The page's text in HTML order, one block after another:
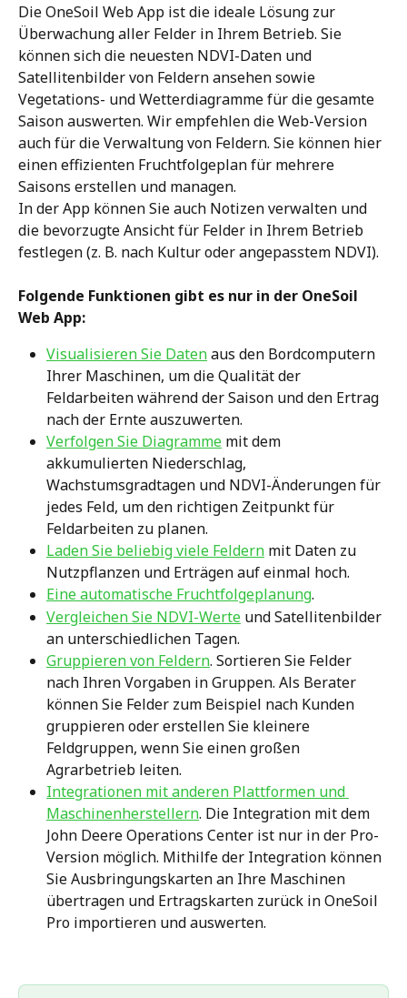
Die OneSoil Web App ist die ideale Lösung zur
Überwachung aller Felder in Ihrem Betrieb. Sie
können sich die neuesten NDVI-Daten und
Satellitenbilder von Feldern ansehen sowie
Vegetations- und Wetterdiagramme für die gesamte
Saison auswerten. Wir empfehlen die Web-Version
auch für die Verwaltung von Feldern. Sie können hier
einen effizienten Fruchtfolgeplan für mehrere
Saisons erstellen und managen.
In der App können Sie auch Notizen verwalten und
die bevorzugte Ansicht für Felder in Ihrem Betrieb
festlegen (z. B. nach Kultur oder angepasstem NDVI).
Folgende Funktionen gibt es nur in der OneSoil
Web App:
Visualisieren Sie Daten aus den Bordcomputern
Ihrer Maschinen, um die Qualität der
Feldarbeiten während der Saison und den Ertrag
nach der Ernte auszuwerten.
Verfolgen Sie Diagramme mit dem
akkumulierten Niederschlag,
Wachstumsgradtagen und NDVI-Änderungen für
jedes Feld, um den richtigen Zeitpunkt für
Feldarbeiten zu planen.
Laden Sie beliebig viele Feldern mit Daten zu
Nutzpflanzen und Erträgen auf einmal hoch.
Eine automatische Fruchtfolgeplanung.
Vergleichen Sie NDVI-Werte und Satellitenbilder
an unterschiedlichen Tagen.
Gruppieren von Feldern. Sortieren Sie Felder
nach Ihren Vorgaben in Gruppen. Als Berater
können Sie Felder zum Beispiel nach Kunden
gruppieren oder erstellen Sie kleinere
Feldgruppen, wenn Sie einen großen
Agrarbetrieb leiten.
Integrationen mit anderen Plattformen und
Maschinenherstellern. Die Integration mit dem
John Deere Operations Center ist nur in der Pro-
Version möglich. Mithilfe der Integration können
Sie Ausbringungskarten an Ihre Maschinen
übertragen und Ertragskarten zurück in OneSoil
Pro importieren und auswerten.